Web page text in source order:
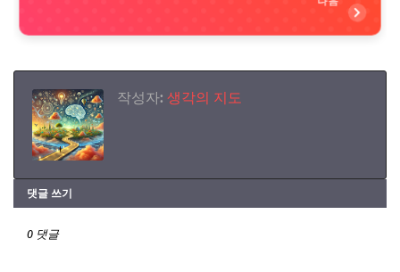
작성자: 생각의 지도
댓글 쓰기
0 댓글